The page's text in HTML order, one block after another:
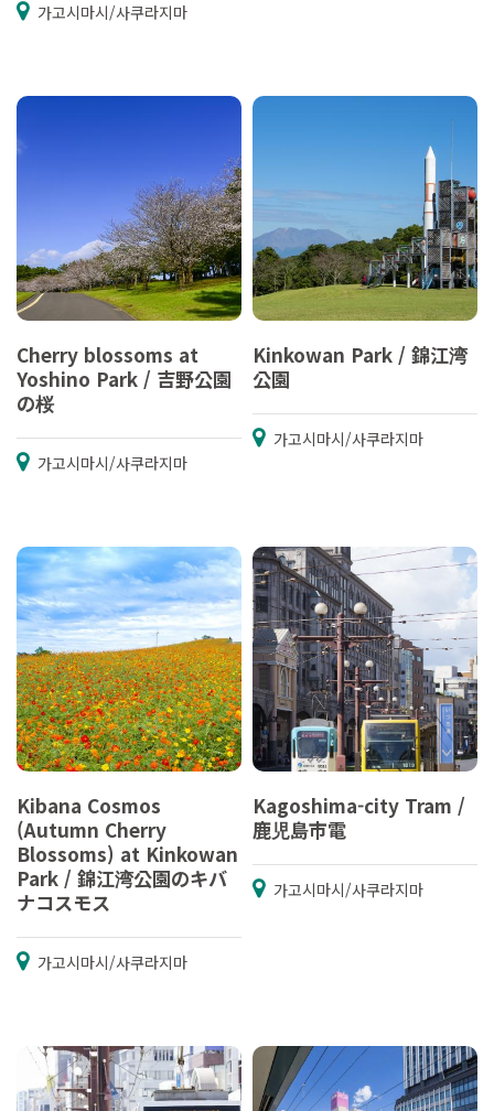
가고시마시/사쿠라지마
Cherry blossoms at
Yoshino Park / 吉野公園
の桜
가고시마시/사쿠라지마
Kinkowan Park / 錦江湾
公園
가고시마시/사쿠라지마
Kibana Cosmos
(Autumn Cherry
Blossoms) at Kinkowan
Park / 錦江湾公園のキバ
ナコスモス
가고시마시/사쿠라지마
Kagoshima-city Tram /
鹿児島市電
가고시마시/사쿠라지마